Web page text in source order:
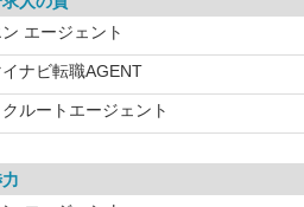
エージェント
イナビ転職AGENT
クルートエージェント